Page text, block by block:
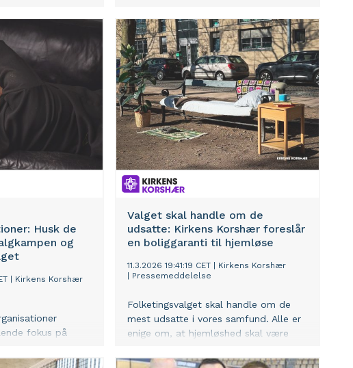
for socialt
kroner til en række indsatser og nye
botilbud i Socialforvaltningen. Et af de
projekter, der er sikret penge
til, er ”Genskabet”, hvor hjemløse på
vej i egen bolig kan få hjælp til
at skabe sig et mere værdigt hjem.
Husk de
og
Kirkens Korshær
fokus på
regering til at
Valget skal handle om de
udsatte: Kirkens Korshær foreslår
en boliggaranti til hjemløse
11.3.2026 19:41:19 CET
Kirkens Korshær
Pressemeddelelse
Folketingsvalget skal handle om de
mest udsatte i vores samfund. Alle er
enige om, at hjemløshed skal være
nok. Derfor foreslår Kirkens Korshær